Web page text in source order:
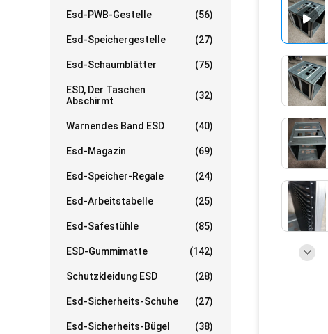
Esd-PWB-Gestelle (56)
Esd-Speichergestelle (27)
Esd-Schaumblätter (75)
ESD, Der Taschen
Abschirmt
(32)
Warnendes Band ESD (40)
Esd-Magazin (69)
Esd-Speicher-Regale (24)
Esd-Arbeitstabelle (25)
Esd-Safestühle (85)
ESD-Gummimatte (142)
Schutzkleidung ESD (28)
Esd-Sicherheits-Schuhe (27)
Esd-Sicherheits-Bügel (38)